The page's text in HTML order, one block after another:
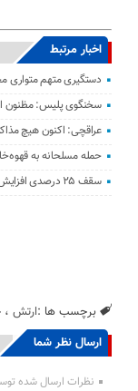
اخبار مرتبط
دستگیری متهم متواری
سخنگوی پلیس: مظنون
عراقچی: اکنون هیچ
حمله مسلحانه به قهوه‌خانه‌ای در
سقف ۲۵ درصدی افزایش اجاره‌بها رعایت نمی‌شود؛ بازار مسکن رها شده است
برچسب ها :ارتش ،
ارسال نظر شما
انتشار یافته : 0
نظرات ارسال شده